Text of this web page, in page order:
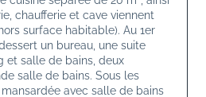
chaufferie et cave viennent
surface habitable). Au 1er
un bureau, une suite
et salle de bains, deux
salle de bains. Sous les
avec salle de bains